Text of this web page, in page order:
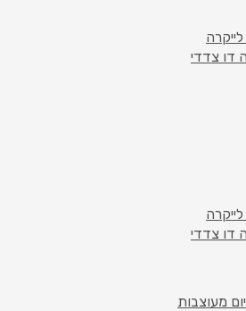
דו צדדי
דו צדדי
מעוצבות